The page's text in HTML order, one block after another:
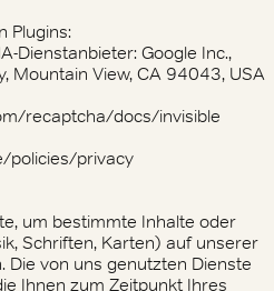
Plugins:
Dienstanbieter: Google Inc.,
Mountain View, CA 94043, USA
recaptcha/docs/invisible
policies/privacy
um bestimmte Inhalte oder
Schriften, Karten) auf unserer
Die von uns genutzten Dienste
Ihnen zum Zeitpunkt Ihres